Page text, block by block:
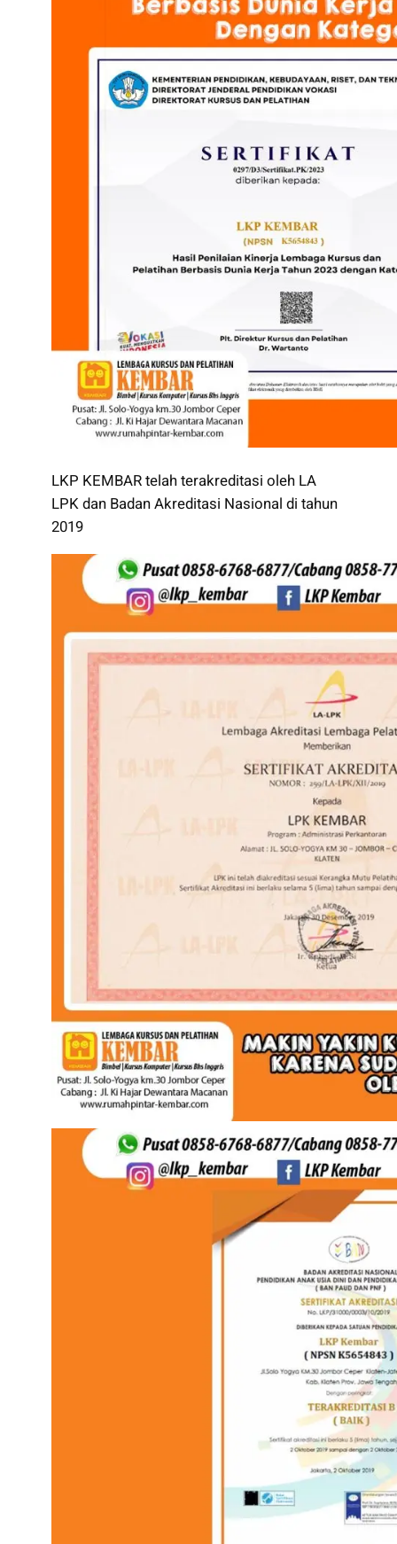
LKP KEMBAR telah terakreditasi oleh LA
LPK dan Badan Akreditasi Nasional di tahun
2019